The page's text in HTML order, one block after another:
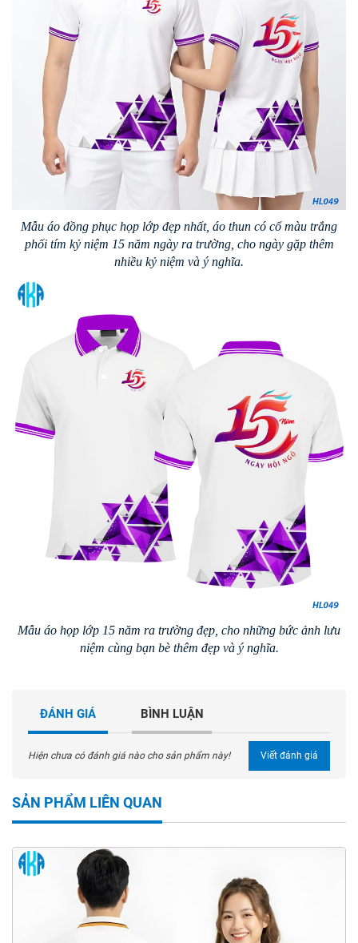
Mẫu áo đồng phục họp lớp đẹp nhất, áo thun có cổ màu trắng
phối tím kỷ niệm 15 năm ngày ra trường, cho ngày gặp thêm
nhiều kỷ niệm và ý nghĩa.
Mẫu áo họp lớp 15 năm ra trường đẹp, cho những bức ảnh lưu
niệm cùng bạn bè thêm đẹp và ý nghĩa.
ĐÁNH GIÁ BÌNH LUẬN
Hiện chưa có đánh giá nào cho sản phẩm này! Viết đánh giá
SẢN PHẨM LIÊN QUAN